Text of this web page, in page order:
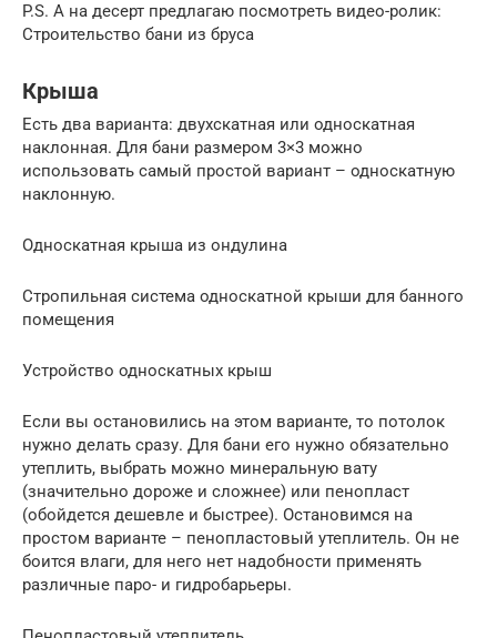
P.S. А на десерт предлагаю посмотреть видео-ролик:
Строительство бани из бруса
Крыша
Есть два варианта: двухскатная или односкатная
наклонная. Для бани размером 3×3 можно
использовать самый простой вариант – односкатную
наклонную.
Односкатная крыша из ондулина
Стропильная система односкатной крыши для банного
помещения
Устройство односкатных крыш
Если вы остановились на этом варианте, то потолок
нужно делать сразу. Для бани его нужно обязательно
утеплить, выбрать можно минеральную вату
(значительно дороже и сложнее) или пенопласт
(обойдется дешевле и быстрее). Остановимся на
простом варианте – пенопластовый утеплитель. Он не
боится влаги, для него нет надобности применять
различные паро- и гидробарьеры.